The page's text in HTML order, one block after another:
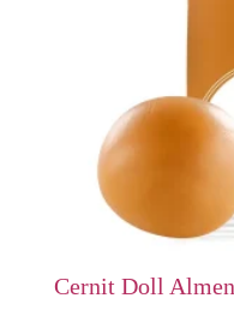
Cernit Doll